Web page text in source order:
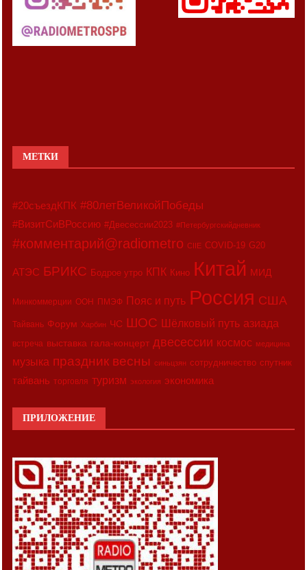
МЕТКИ
#20съездКПК #80летВеликойПобеды
#ВизитСиВРоссию #Двесессии2023 #Петербургскийдневник
#комментарий@radiometro CIIE COVID-19 G20
АТЭС БРИКС Бодрое утро КПК Кино Китай МИД
Минкоммерции ООН ПМЭФ Пояс и путь Россия США
Тайвань Форум Харбин ЧС ШОС Шёлковый путь азиада
встреча выставка гала-концерт двесессии космос медицина
музыка праздник весны синьцзян сотрудничество спутник
тайвань торговля туризм экология экономика
ПРИЛОЖЕНИЕ